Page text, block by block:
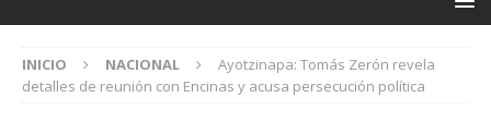
INICIO NACIONAL
Ayotzinapa: Tomás Zerón revela
detalles de reunión con Encinas y acusa persecución política